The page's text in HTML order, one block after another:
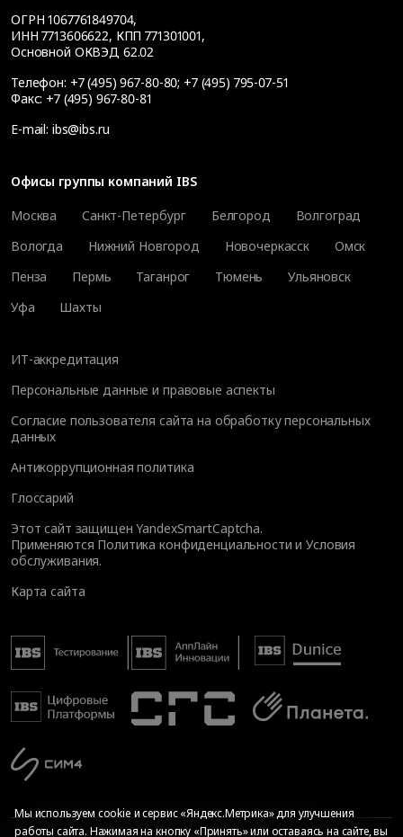
ОГРН 1067761849704,
ИНН 7713606622, КПП 771301001,
Основной ОКВЭД 62.02
Телефон: +7 (495) 967-80-80; +7 (495) 795-07-51
Факс: +7 (495) 967-80-81
E-mail: ibs@ibs.ru
Офисы группы компаний IBS
Москва
Санкт-Петербург Белгород
Волгоград
Вологда
Нижний Новгород Новочеркасск
Омск
Пенза
Пермь Таганрог Тюмень
Ульяновск
Уфа
Шахты
ИТ-аккредитация
Персональные данные и правовые аспекты
Согласие пользователя сайта на обработку персональных
данных
Антикоррупционная политика
Глоссарий
Этот сайт защищен YandexSmartCaptcha.
Применяются Политика конфиденциальности иУсловия
обслуживания.
Карта сайта
Мы используем cookie и сервис «Яндекс.Метрика» для улучшения
работы сайта. Нажимая на кнопку «Принять» или оставаясь на сайте, вы